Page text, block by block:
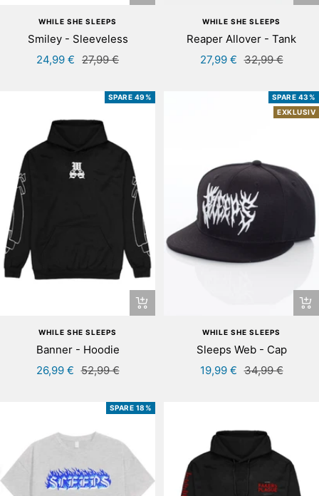
WHILE SHE SLEEPS
Smiley - Sleeveless
Angebotspreis
24,99 € Regulärer
27,99 €
WHILE SHE SLEEPS
Reaper Allover - Tank
Angebotspreis
27,99 € Regulärer
32,99 €
SPARE 49%
Schnellansicht
WHILE SHE SLEEPS
Banner - Hoodie
Angebotspreis
26,99 € Regulärer
52,99 €
SPARE 43%
EXKLUSIV
In
WHILE SHE SLEEPS
Sleeps Web - Cap
Angebotspreis
19,99 € Regulärer
34,99 €
SPARE 18%